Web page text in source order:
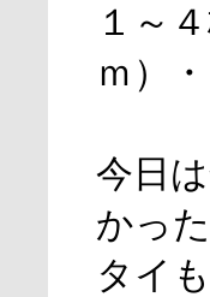
１～
ｍ）
今日
かっ
タイ